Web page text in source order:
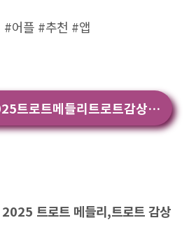
어플 #추천 #앱
트로트노래모음2025트로트메들리트로트감상 앱 다운
트로트 메들리,트로트 감상